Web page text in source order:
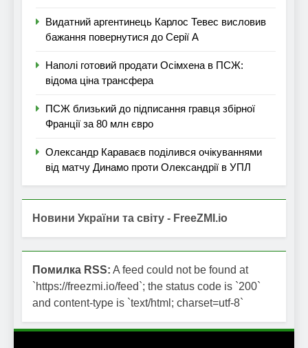
Видатний аргентинець Карлос Тевес висловив
бажання повернутися до Серії А
Наполі готовий продати Осімхена в ПСЖ:
відома ціна трансфера
ПСЖ близький до підписання гравця збірної
Франції за 80 млн євро
Олександр Караваєв поділився очікуваннями
від матчу Динамо проти Олександрії в УПЛ
Новини України та світу - FreeZMI.io
Помилка RSS: A feed could not be found at
`https://freezmi.io/feed`; the status code is `200`
and content-type is `text/html; charset=utf-8`